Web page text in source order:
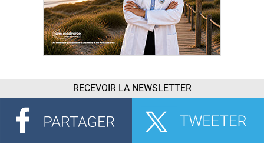
RECEVOIR LA NEWSLETTER